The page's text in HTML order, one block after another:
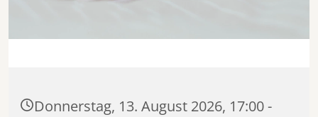
Donnerstag, 13. August 2026, 17:00 -